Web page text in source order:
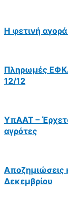
Η φετινή
Πληρωμές
12/12
ΥπΑΑΤ –
αγρότες
Αποζημιώσεις
Δεκεμβρίου